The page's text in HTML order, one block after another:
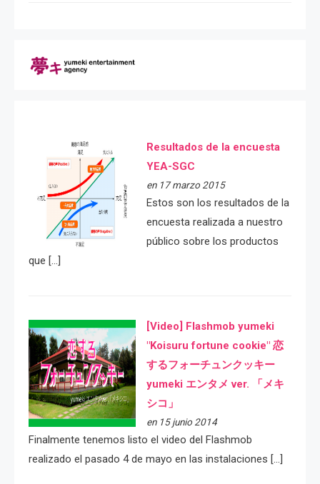
Resultados de la encuesta
YEA-SGC
en 17 marzo 2015
Estos son los resultados de la
encuesta realizada a nuestro
público sobre los productos
que […]
[Video] Flashmob yumeki
"Koisuru fortune cookie" 恋
するフォーチュンクッキー
yumeki エンタメ ver. 「メキ
シコ」
en 15 junio 2014
Finalmente tenemos listo el video del Flashmob
realizado el pasado 4 de mayo en las instalaciones […]